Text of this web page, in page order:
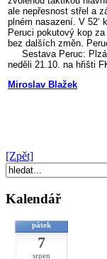
ale nepřesnost střel a
plném nasazení. V 52‘
Peruci pokutový kop
bez dalších změn.
Sestava Peruc: Plzák
neděli 21.10. na hřišti
Miroslav Blažek
[Zpět]
Kalendář
pátek
7
srpen